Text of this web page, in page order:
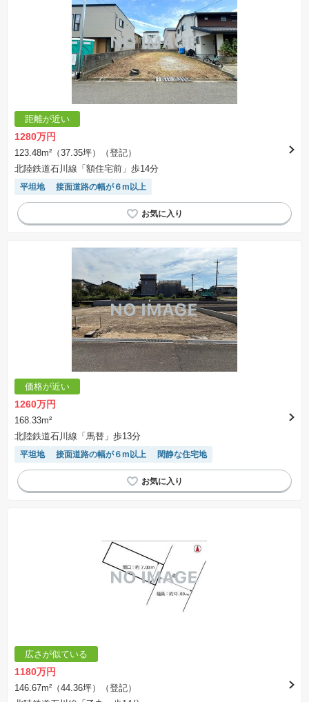
※土地（建築条件なし）で「建物プラン例」が表記してある時、そのプラン例は特定の建築請
負会社によるもので、当該建築請負会社以外で建てた場合、同様のものが同価格で建てられる
とは限りません。また建築請負会社を特定するものではありません。
※建築条件付き土地とは、その土地に建築する建物の建築請負契約が、一定期間内に成立する
ことを条件として売買される土地のことをいいます。建築請負契約成立に向けて設計プランを
協議するため、土地購入者が自己の希望する建物の設計協議をするために必要な相当の期間の
交渉期間が設定され、その期間内で希望を満たすプランが実現できたかどうかにより結論を出
します。なお、この期間は概ね3ヶ月程度とされています。納得のいくプランが出来ず、建築請
負契約が成立しない場合、土地売買契約は白紙に戻り、土地契約にかかった代金（土地代金、
手付金など）は名目のいかんに関わらず、全て返却されます。
※課税対象物件の「価格」や「費用等」は消費税込みの「総額表示」で統一しています。
※「本体価格」とは、課税対象物件においては「消費税を除いた建物価格」と「土地価格」の
合計額を指します。
表示されておりません。
※取引にかかる費用：物件の契約手続き、決済、引き渡し時にかかる費用を表示しています。
不動産会社によって表記有無が異なるため、ご自身で十分な確認をしていただくようにお願い
いたします。
場合があります。
距離が近い
1280万円
123.48m²（37.35坪）（登記）
北陸鉄道石川線「額住宅前」歩14分
平坦地 接面道路の幅が６m以上
価格が近い
1260万円
168.33m²
北陸鉄道石川線「馬替」歩13分
平坦地 接面道路の幅が６m以上 閑静な住宅地
広さが似ている
1180万円
146.67m²（44.36坪）（登記）